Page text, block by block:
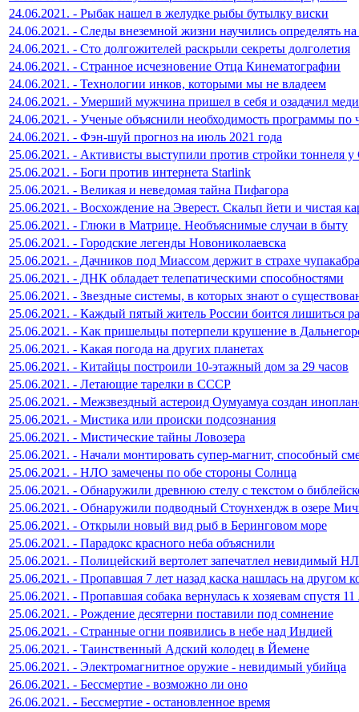
24.06.2021. - Рыбак нашел в желудке рыбы бутылку виски
24.06.2021. - Следы внеземной жизни научились определять на
24.06.2021. - Сто долгожителей раскрыли секреты долголетия
24.06.2021. - Странное исчезновение Отца Кинематографии
24.06.2021. - Технологии инков, которыми мы не владеем
24.06.2021. - Умерший мужчина пришел в себя и озадачил
24.06.2021. - Ученые объяснили необходимость программы
24.06.2021. - Фэн-шуй прогноз на июль 2021 года
25.06.2021. - Активисты выступили против стройки тоннеля
25.06.2021. - Боги против интернета Starlink
25.06.2021. - Великая и неведомая тайна Пифагора
25.06.2021. - Восхождение на Эверест. Скальп йети и чистая
25.06.2021. - Глюки в Матрице. Необъяснимые случаи в быту
25.06.2021. - Городские легенды Новониколаевска
25.06.2021. - Дачников под Миассом держит в страхе чупакабра
25.06.2021. - ДНК обладает телепатическими способностями
25.06.2021. - Звездные системы, в которых знают о
25.06.2021. - Каждый пятый житель России боится лишиться
25.06.2021. - Как пришельцы потерпели крушение в
25.06.2021. - Какая погода на других планетах
25.06.2021. - Китайцы построили 10-этажный дом за 29 часов
25.06.2021. - Летающие тарелки в СССР
25.06.2021. - Межзвездный астероид Оумуамуа создан
25.06.2021. - Мистика или происки подсознания
25.06.2021. - Мистические тайны Ловозера
25.06.2021. - Начали монтировать супер-магнит, способный
25.06.2021. - НЛО замечены по обе стороны Солнца
25.06.2021. - Обнаружили древнюю стелу с текстом о
25.06.2021. - Обнаружили подводный Стоунхендж в озере
25.06.2021. - Открыли новый вид рыб в Беринговом море
25.06.2021. - Парадокс красного неба объяснили
25.06.2021. - Полицейский вертолет запечатлел невидимый
25.06.2021. - Пропавшая 7 лет назад каска нашлась на другом
25.06.2021. - Пропавшая собака вернулась к хозяевам спустя 11
25.06.2021. - Рождение десятерни поставили под сомнение
25.06.2021. - Странные огни появились в небе над Индией
25.06.2021. - Таинственный Адский колодец в Йемене
25.06.2021. - Электромагнитное оружие - невидимый убийца
26.06.2021. - Бессмертие - возможно ли оно
26.06.2021. - Бессмертие - остановленное время